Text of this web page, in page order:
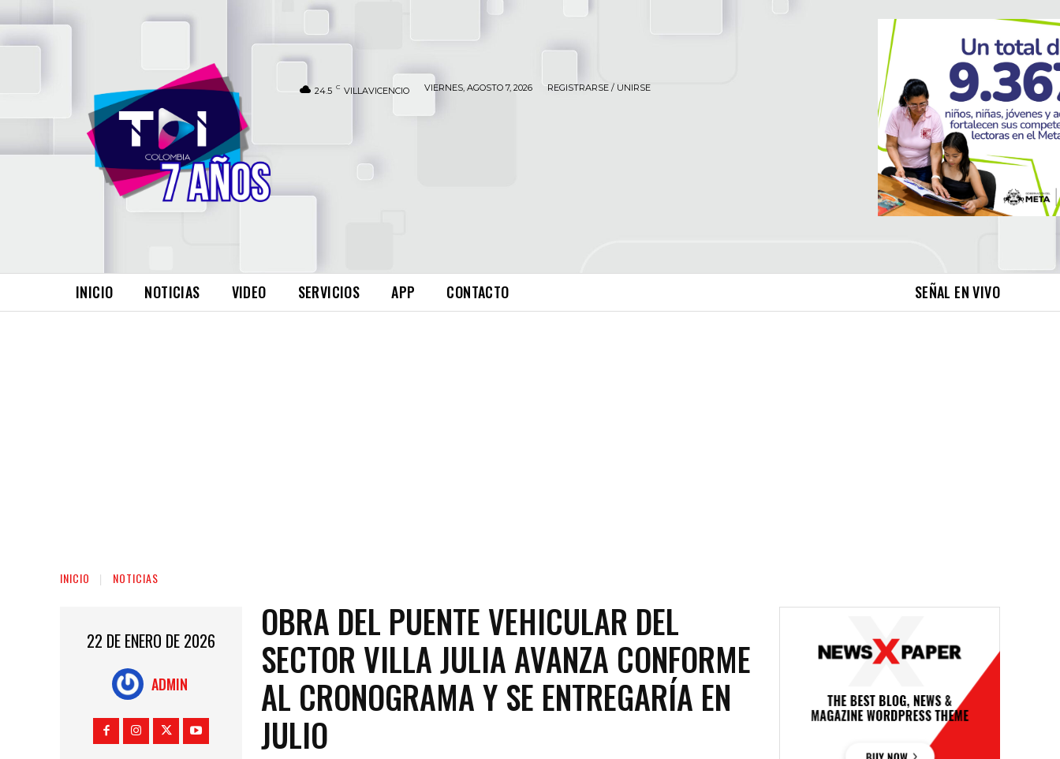
24.5 C VILLAVICENCIO VIERNES, AGOSTO 7, 2026 REGISTRARSE / UNIRSE
INICIO NOTICIAS VIDEO SERVICIOS APP CONTACTO SEÑAL EN VIVO
INICIO NOTICIAS
22 DE ENERO DE 2026
ADMIN
OBRA DEL PUENTE VEHICULAR DEL
SECTOR VILLA JULIA AVANZA CONFORME
AL CRONOGRAMA Y SE ENTREGARÍA EN
JULIO